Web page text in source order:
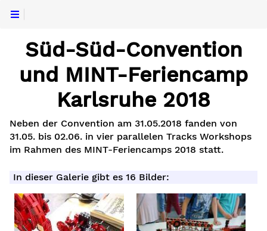
Süd-Süd-Convention
und MINT-Feriencamp
Karlsruhe 2018
Neben der Convention am 31.05.2018 fanden von
31.05. bis 02.06. in vier parallelen Tracks Workshops
im Rahmen des MINT-Feriencamps 2018 statt.
In dieser Galerie gibt es 16 Bilder: